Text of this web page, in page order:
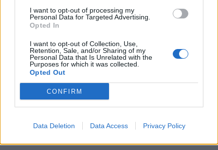
I want to opt-out of processing my
Personal Data for Targeted Advertising.
Opted In
I want to opt-out of Collection, Use,
Retention, Sale, and/or Sharing of my
Personal Data that Is Unrelated with the
Purposes for which it was collected.
Opted Out
CONFIRM
Data Deletion Data Access Privacy Policy
Aleksander Barkov tekee paluun
kaukaloon
Venäläisveskari sekosi Suomen 2.
divisioonassa – sai samasta tilanteesta
50 jäähyminuuttia
Kanada – USA klo 15:10 – näin katsot
ottelun ilmaiseksi TV:stä